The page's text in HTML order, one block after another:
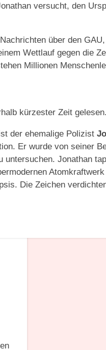
versucht, den
über den
Wettlauf gegen die
Millionen
kürzester Zeit gelesen.
der ehemalige Polizist
Er wurde von seiner
untersuchen. Jonathan
Die Zeichen